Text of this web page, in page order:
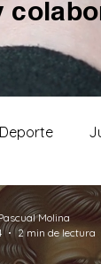
Molina
2 min de lectura